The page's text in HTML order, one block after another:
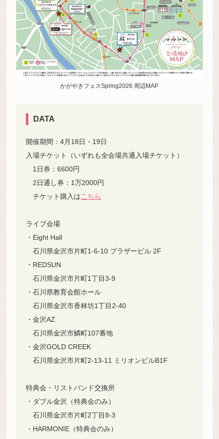
かがやきフェスSpring2026 周辺MAP
DATA
開催期間：4月18日・19日
入場チケット（いずれも全会場共通入場チケット）
1日券：6600円
2日通し券：1万2000円
チケット購入はこちら
ライブ会場
・Eight Hall
石川県金沢市片町1-6-10 ブラザービル 2F
・REDSUN
石川県金沢市片町1丁目3-9
・石川県教育会館ホール
石川県金沢市香林坊1丁目2-40
・金沢AZ
石川県金沢市鱗町107番地
・金沢GOLD CREEK
石川県金沢市片町2-13-11 ミリオンビルB1F
特典会・リストバンド交換所
・ダブル金沢（特典会のみ）
石川県金沢市片町2丁目8-3
・HARMONIE（特典会のみ）